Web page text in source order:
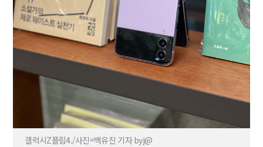
갤럭시Z플립4./사진=백유진 기자 byj@